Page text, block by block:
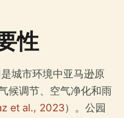
性
城市环境中亚马逊原
候调节、空气净化和雨
et al., 2023）。公园